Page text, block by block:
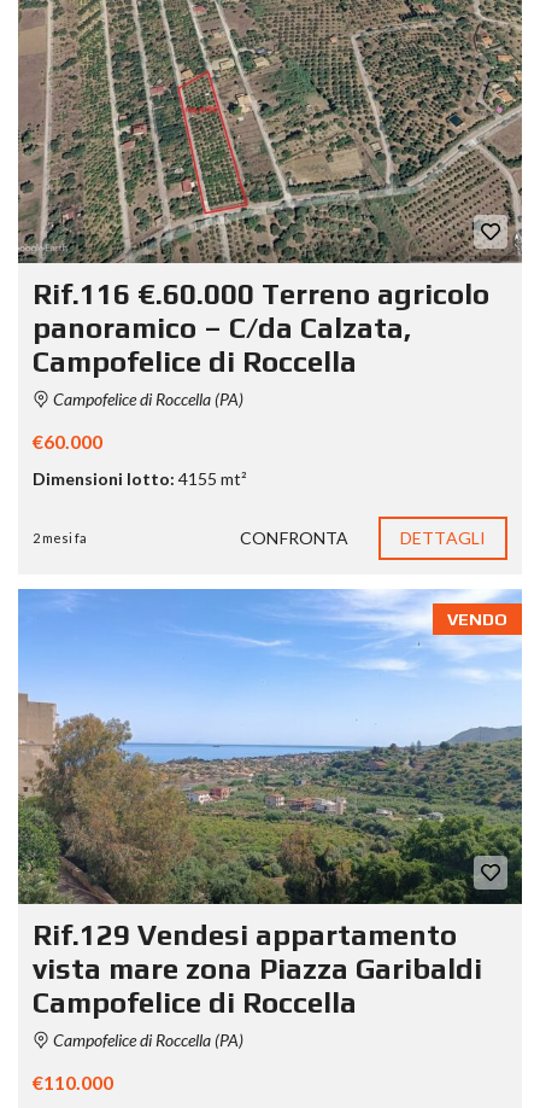
Rif.116 €.60.000 Terreno agricolo
panoramico – C/da Calzata,
Campofelice di Roccella
Campofelice di Roccella (PA)
€60.000
Dimensioni lotto: 4155 mt²
2 mesi fa CONFRONTA DETTAGLI
VENDO
Rif.129 Vendesi appartamento
vista mare zona Piazza Garibaldi
Campofelice di Roccella
Campofelice di Roccella (PA)
€110.000